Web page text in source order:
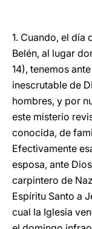
1. Cuando, el día
Belén, al lugar
14), tenemos
inescrutable de
hombres, y por
este misterio
conocida, de
Efectivamente
esposa, ante
carpintero de
Espíritu Santo a
cual la Iglesia